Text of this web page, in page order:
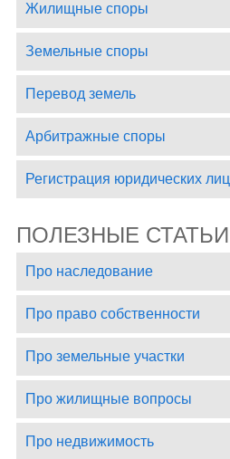
Жилищные споры
Земельные споры
Перевод земель
Арбитражные споры
Регистрация юридических лиц
ПОЛЕЗНЫЕ СТАТЬИ
Про наследование
Про право собственности
Про земельные участки
Про жилищные вопросы
Про недвижимость